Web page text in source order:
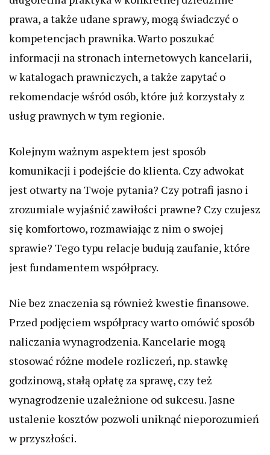
prawa, a także udane sprawy, mogą świadczyć o
kompetencjach prawnika. Warto poszukać
informacji na stronach internetowych kancelarii,
w katalogach prawniczych, a także zapytać o
rekomendacje wśród osób, które już korzystały z
usług prawnych w tym regionie.
Kolejnym ważnym aspektem jest sposób
komunikacji i podejście do klienta. Czy adwokat
jest otwarty na Twoje pytania? Czy potrafi jasno i
zrozumiale wyjaśnić zawiłości prawne? Czy czujesz
się komfortowo, rozmawiając z nim o swojej
sprawie? Tego typu relacje budują zaufanie, które
jest fundamentem współpracy.
Nie bez znaczenia są również kwestie finansowe.
Przed podjęciem współpracy warto omówić sposób
naliczania wynagrodzenia. Kancelarie mogą
stosować różne modele rozliczeń, np. stawkę
godzinową, stałą opłatę za sprawę, czy też
wynagrodzenie uzależnione od sukcesu. Jasne
ustalenie kosztów pozwoli uniknąć nieporozumień
w przyszłości.